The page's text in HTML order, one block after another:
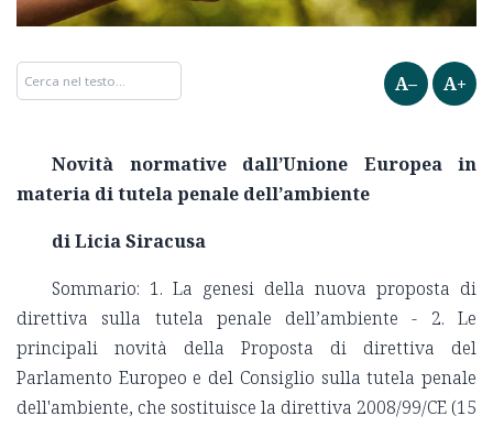
A– A+
Novità normative dall’Unione Europea in
materia di tutela penale dell’ambiente
di Licia Siracusa
Sommario: 1. La genesi della nuova proposta di
direttiva sulla tutela penale dell’ambiente - 2. Le
principali novità della Proposta di direttiva del
Parlamento Europeo e del Consiglio sulla tutela penale
dell'ambiente, che sostituisce la direttiva 2008/99/CE (15